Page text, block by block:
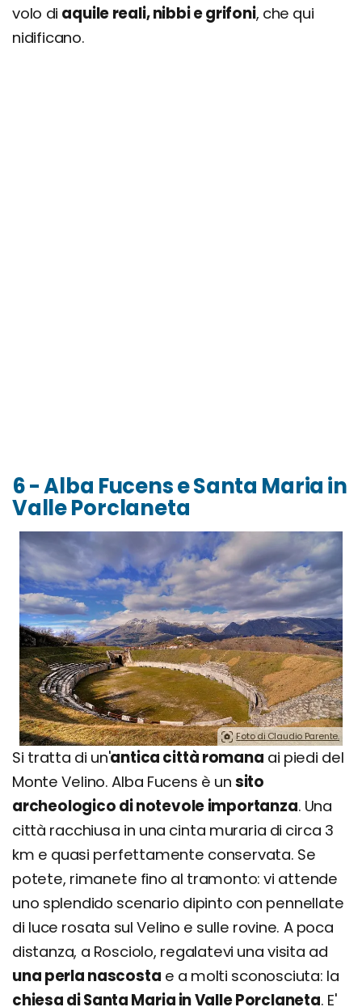
volo di aquile reali, nibbi e grifoni, che qui
nidificano.
6 - Alba Fucens e Santa Maria in
Valle Porclaneta
Foto di Claudio Parente.
Si tratta di un'antica città romana ai piedi del
Monte Velino. Alba Fucens è un sito
archeologico di notevole importanza. Una
città racchiusa in una cinta muraria di circa 3
km e quasi perfettamente conservata. Se
potete, rimanete fino al tramonto: vi attende
uno splendido scenario dipinto con pennellate
di luce rosata sul Velino e sulle rovine. A poca
distanza, a Rosciolo, regalatevi una visita ad
una perla nascosta e a molti sconosciuta: la
chiesa di Santa Maria in Valle Porclaneta. E'